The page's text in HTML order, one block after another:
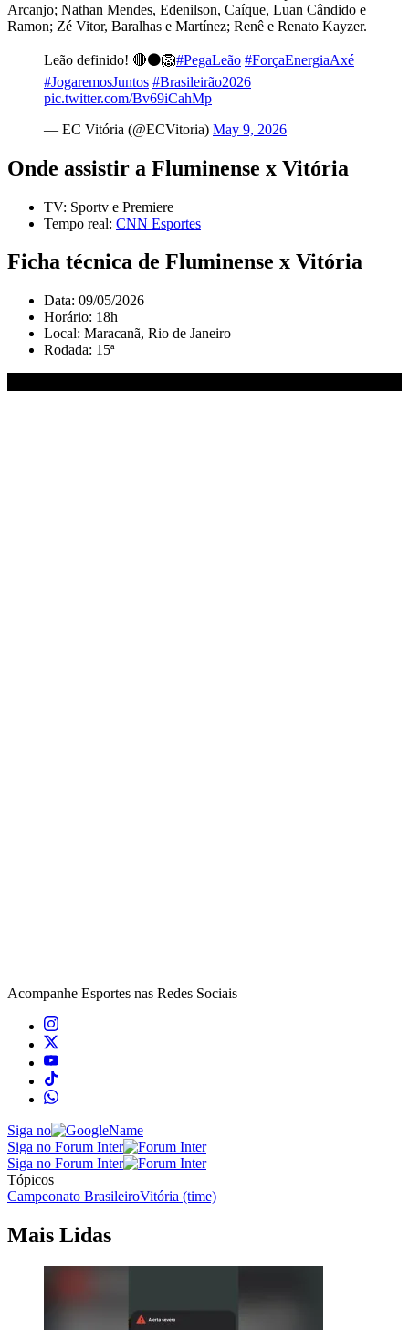
Arcanjo; Nathan Mendes, Edenilson, Caíque, Luan Cândido e
Ramon; Zé Vitor, Baralhas e Martínez; Renê e Renato Kayzer.
Leão definido! 🔴⚫️🦁#PegaLeão #ForçaEnergiaAxé
#JogaremosJuntos #Brasileirão2026
pic.twitter.com/Bv69iCahMp
— EC Vitória (@ECVitoria) May 9, 2026
Onde assistir a Fluminense x Vitória
TV: Sportv e Premiere
Tempo real: CNN Esportes
Ficha técnica de Fluminense x Vitória
Data: 09/05/2026
Horário: 18h
Local: Maracanã, Rio de Janeiro
Rodada: 15ª
Acompanhe Esportes nas Redes Sociais
Siga no
Siga no Forum Inter
Siga no Forum Inter
Tópicos
Campeonato BrasileiroVitória (time)
Mais Lidas